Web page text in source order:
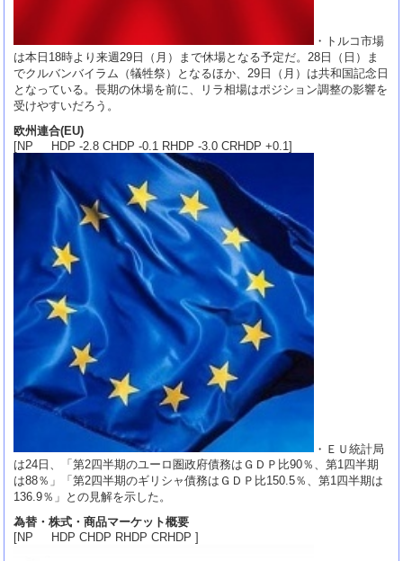
・トルコ市場
は本日18時より来週29日（月）まで休場となる予定だ。28日（日）ま
でクルバンバイラム（犠牲祭）となるほか、29日（月）は共和国記念日
となっている。長期の休場を前に、リラ相場はポジション調整の影響を
受けやすいだろう。
欧州連合(EU)
[NP HDP -2.8 CHDP -0.1 RHDP -3.0 CRHDP +0.1]
・ＥＵ統計局
は24日、「第2四半期のユーロ圏政府債務はＧＤＰ比90％、第1四半期
は88％」「第2四半期のギリシャ債務はＧＤＰ比150.5％、第1四半期は
136.9％」との見解を示した。
為替・株式・商品マーケット概要
[NP HDP CHDP RHDP CRHDP ]